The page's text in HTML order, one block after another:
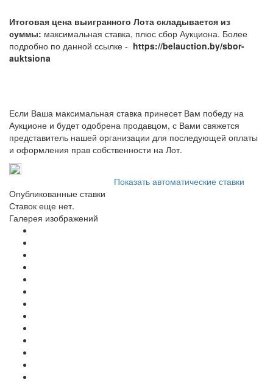
Итоговая цена выигранного Лота складывается из
суммы: максимальная ставка, плюс сбор Аукциона. Более
подробно по данной ссылке - https://belauction.by/sbor-
auktsiona
Если Ваша максимальная ставка принесет Вам победу на
Аукционе и будет одобрена продавцом, с Вами свяжется
представитель нашей организации для последующей оплаты
и оформления прав собственности на Лот.
Показать автоматические ставки
Опубликованные ставки
Ставок еще нет.
Галерея изображений